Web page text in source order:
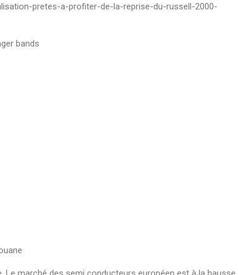
pretes-a-profiter-de-la-reprise-du-russell-2000-
bands